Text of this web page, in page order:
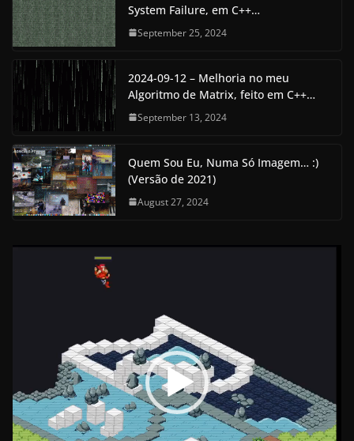
System Failure, em C++…
September 25, 2024
2024-09-12 – Melhoria no meu
Algoritmo de Matrix, feito em C++…
September 13, 2024
Quem Sou Eu, Numa Só Imagem… :)
(Versão de 2021)
August 27, 2024
a
y
e